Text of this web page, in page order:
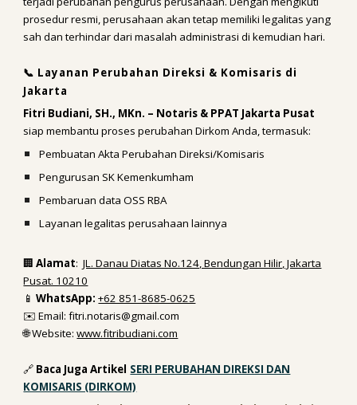
prosedur resmi, perusahaan akan tetap memiliki legalitas yang
sah dan terhindar dari masalah administrasi di kemudian hari.
📞 Layanan Perubahan Direksi & Komisaris di
Jakarta
Fitri Budiani, SH., MKn. – Notaris & PPAT Jakarta Pusat
siap membantu proses perubahan Dirkom Anda, termasuk:
Pembuatan Akta Perubahan Direksi/Komisaris
Pengurusan SK Kemenkumham
Pembaruan data OSS RBA
Layanan legalitas perusahaan lainnya
🏢Alamat:JL. Danau Diatas No.124, Bendungan Hilir, Jakarta
Pusat. 10210
📱WhatsApp:+62 851-8685-0625
✉️ Email: fitri.notaris@gmail.com
🌐 Website:www.fitribudiani.com
🔗 Baca JugaArtikel SERI PERUBAHAN DIREKSI DAN
KOMISARIS (DIRKOM)